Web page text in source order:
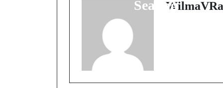
Sealing